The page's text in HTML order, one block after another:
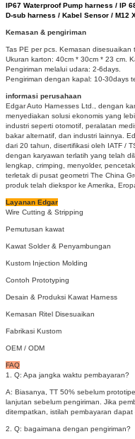
IP67 Waterproof Pump harness / IP
D-sub harness / Kabel Sensor / M12
Kemasan & pengiriman
Tas PE per pcs. Kemasan disesuaikan
Ukuran karton: 40cm * 30cm * 23 cm.
Pengiriman melalui udara: 2-6days.
Pengiriman dengan kapal: 10-30days
informasi perusahaan
Edgar Auto Harnesses Ltd., dengan
menyediakan solusi ekonomis yang
industri seperti otomotif, peralatan
bakar alternatif, dan industri lainnya.
dari 20 tahun, disertifikasi oleh IATF /
dengan karyawan terlatih yang telah
lengkap, crimping, menyolder,
terletak di pusat geometri The China
produk telah diekspor ke Amerika,
Layanan Edgar
Wire Cutting & Stripping
Pemutusan kawat
Kawat Solder & Penyambungan
Kustom Injection Molding
Contoh Prototyping
Desain & Produksi Kawat Harness
Kemasan Ritel Disesuaikan
Fabrikasi Kustom
OEM / ODM
FAQ
1. Q: Apa jangka waktu pembayaran?
A: Biasanya, TT 50% sebelum
lanjutan sebelum pengiriman.
Jika
ditempatkan, istilah pembayaran dapat
2. Q: bagaimana dengan pengiriman?